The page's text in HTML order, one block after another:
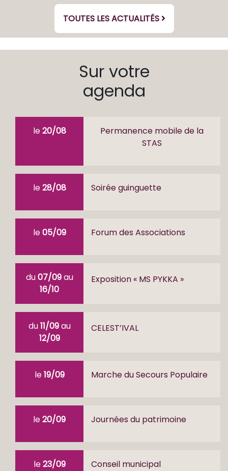
TOUTES LES ACTUALITÉS
Sur votre
agenda
le20/08
Permanence mobile de la
STAS
le28/08 Soirée guinguette
le05/09 Forum des Associations
du07/09au
16/10
Exposition « MS PYKKA »
du11/09au
12/09
CELEST’IVAL
le19/09 Marche du Secours Populaire
le20/09 Journées du patrimoine
le23/09 Conseil municipal